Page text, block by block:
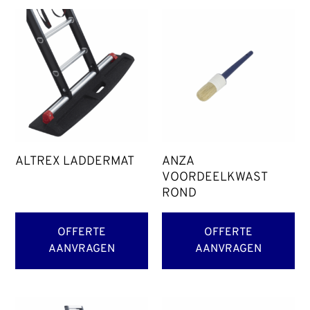
ALTREX LADDERMAT
OFFERTE
AANVRAGEN
ANZA
VOORDEELKWAST
ROND
OFFERTE
AANVRAGEN